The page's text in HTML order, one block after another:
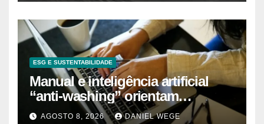
ESG E SUSTENTABILIDADE
Manual e inteligência artificial
“anti-washing” orientam
empresas
AGOSTO 8, 2026 DANIEL WEGE